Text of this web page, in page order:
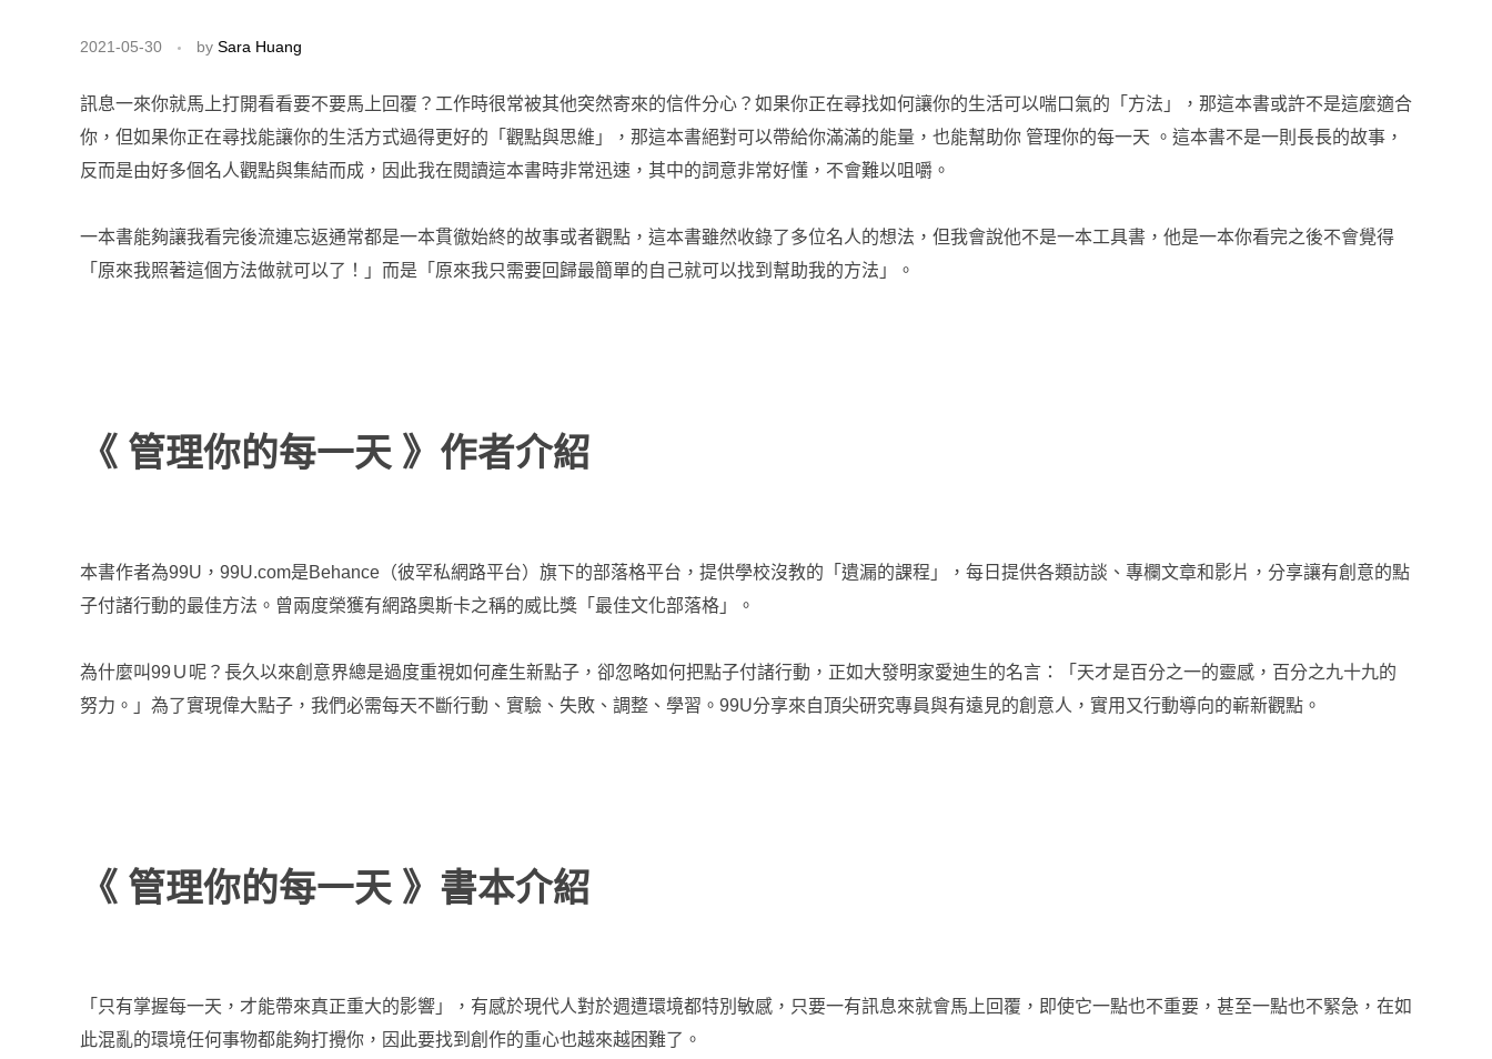
2021-05-30 by Sara Huang
訊息一來你就馬上打開看看要不要馬上回覆？工作時很常被其他突然寄來的信件分心？如果你正在尋找如何讓你的生活可以喘口氣的「方法」，那這本書或許不是這麼適合
你，但如果你正在尋找能讓你的生活方式過得更好的「觀點與思維」，那這本書絕對可以帶給你滿滿的能量，也能幫助你 管理你的每一天 。這本書不是一則長長的故事，
反而是由好多個名人觀點與集結而成，因此我在閱讀這本書時非常迅速，其中的詞意非常好懂，不會難以咀嚼。
一本書能夠讓我看完後流連忘返通常都是一本貫徹始終的故事或者觀點，這本書雖然收錄了多位名人的想法，但我會說他不是一本工具書，他是一本你看完之後不會覺得
「原來我照著這個方法做就可以了！」而是「原來我只需要回歸最簡單的自己就可以找到幫助我的方法」。
《 管理你的每一天 》作者介紹
本書作者為99U，99U.com是Behance（彼罕私網路平台）旗下的部落格平台，提供學校沒教的「遺漏的課程」，每日提供各類訪談、專欄文章和影片，分享讓有創意的點
子付諸行動的最佳方法。曾兩度榮獲有網路奧斯卡之稱的威比獎「最佳文化部落格」。
為什麼叫99Ｕ呢？長久以來創意界總是過度重視如何產生新點子，卻忽略如何把點子付諸行動，正如大發明家愛迪生的名言：「天才是百分之一的靈感，百分之九十九的
努力。」為了實現偉大點子，我們必需每天不斷行動、實驗、失敗、調整、學習。99U分享來自頂尖研究專員與有遠見的創意人，實用又行動導向的嶄新觀點。
《 管理你的每一天 》書本介紹
「只有掌握每一天，才能帶來真正重大的影響」，有感於現代人對於週遭環境都特別敏感，只要一有訊息來就會馬上回覆，即使它一點也不重要，甚至一點也不緊急，在如
此混亂的環境任何事物都能夠打攪你，因此要找到創作的重心也越來越困難了。